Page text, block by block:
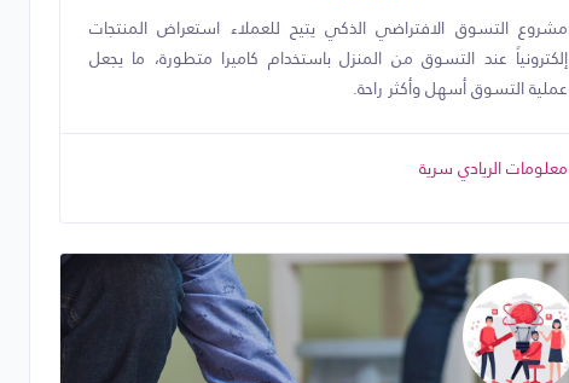
مشروع التسوق الافتراضي الذكي يتيح للعملاء استعراض المنتجات
إلكترونياً عند التسوق من المنزل باستخدام كاميرا متطورة، ما يجعل
عملية التسوق أسهل وأكثر راحة.
معلومات الريادي سرية